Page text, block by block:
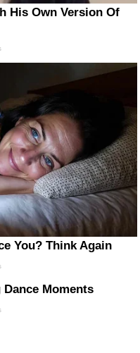
His Own Version Of
You? Think Again
Moments